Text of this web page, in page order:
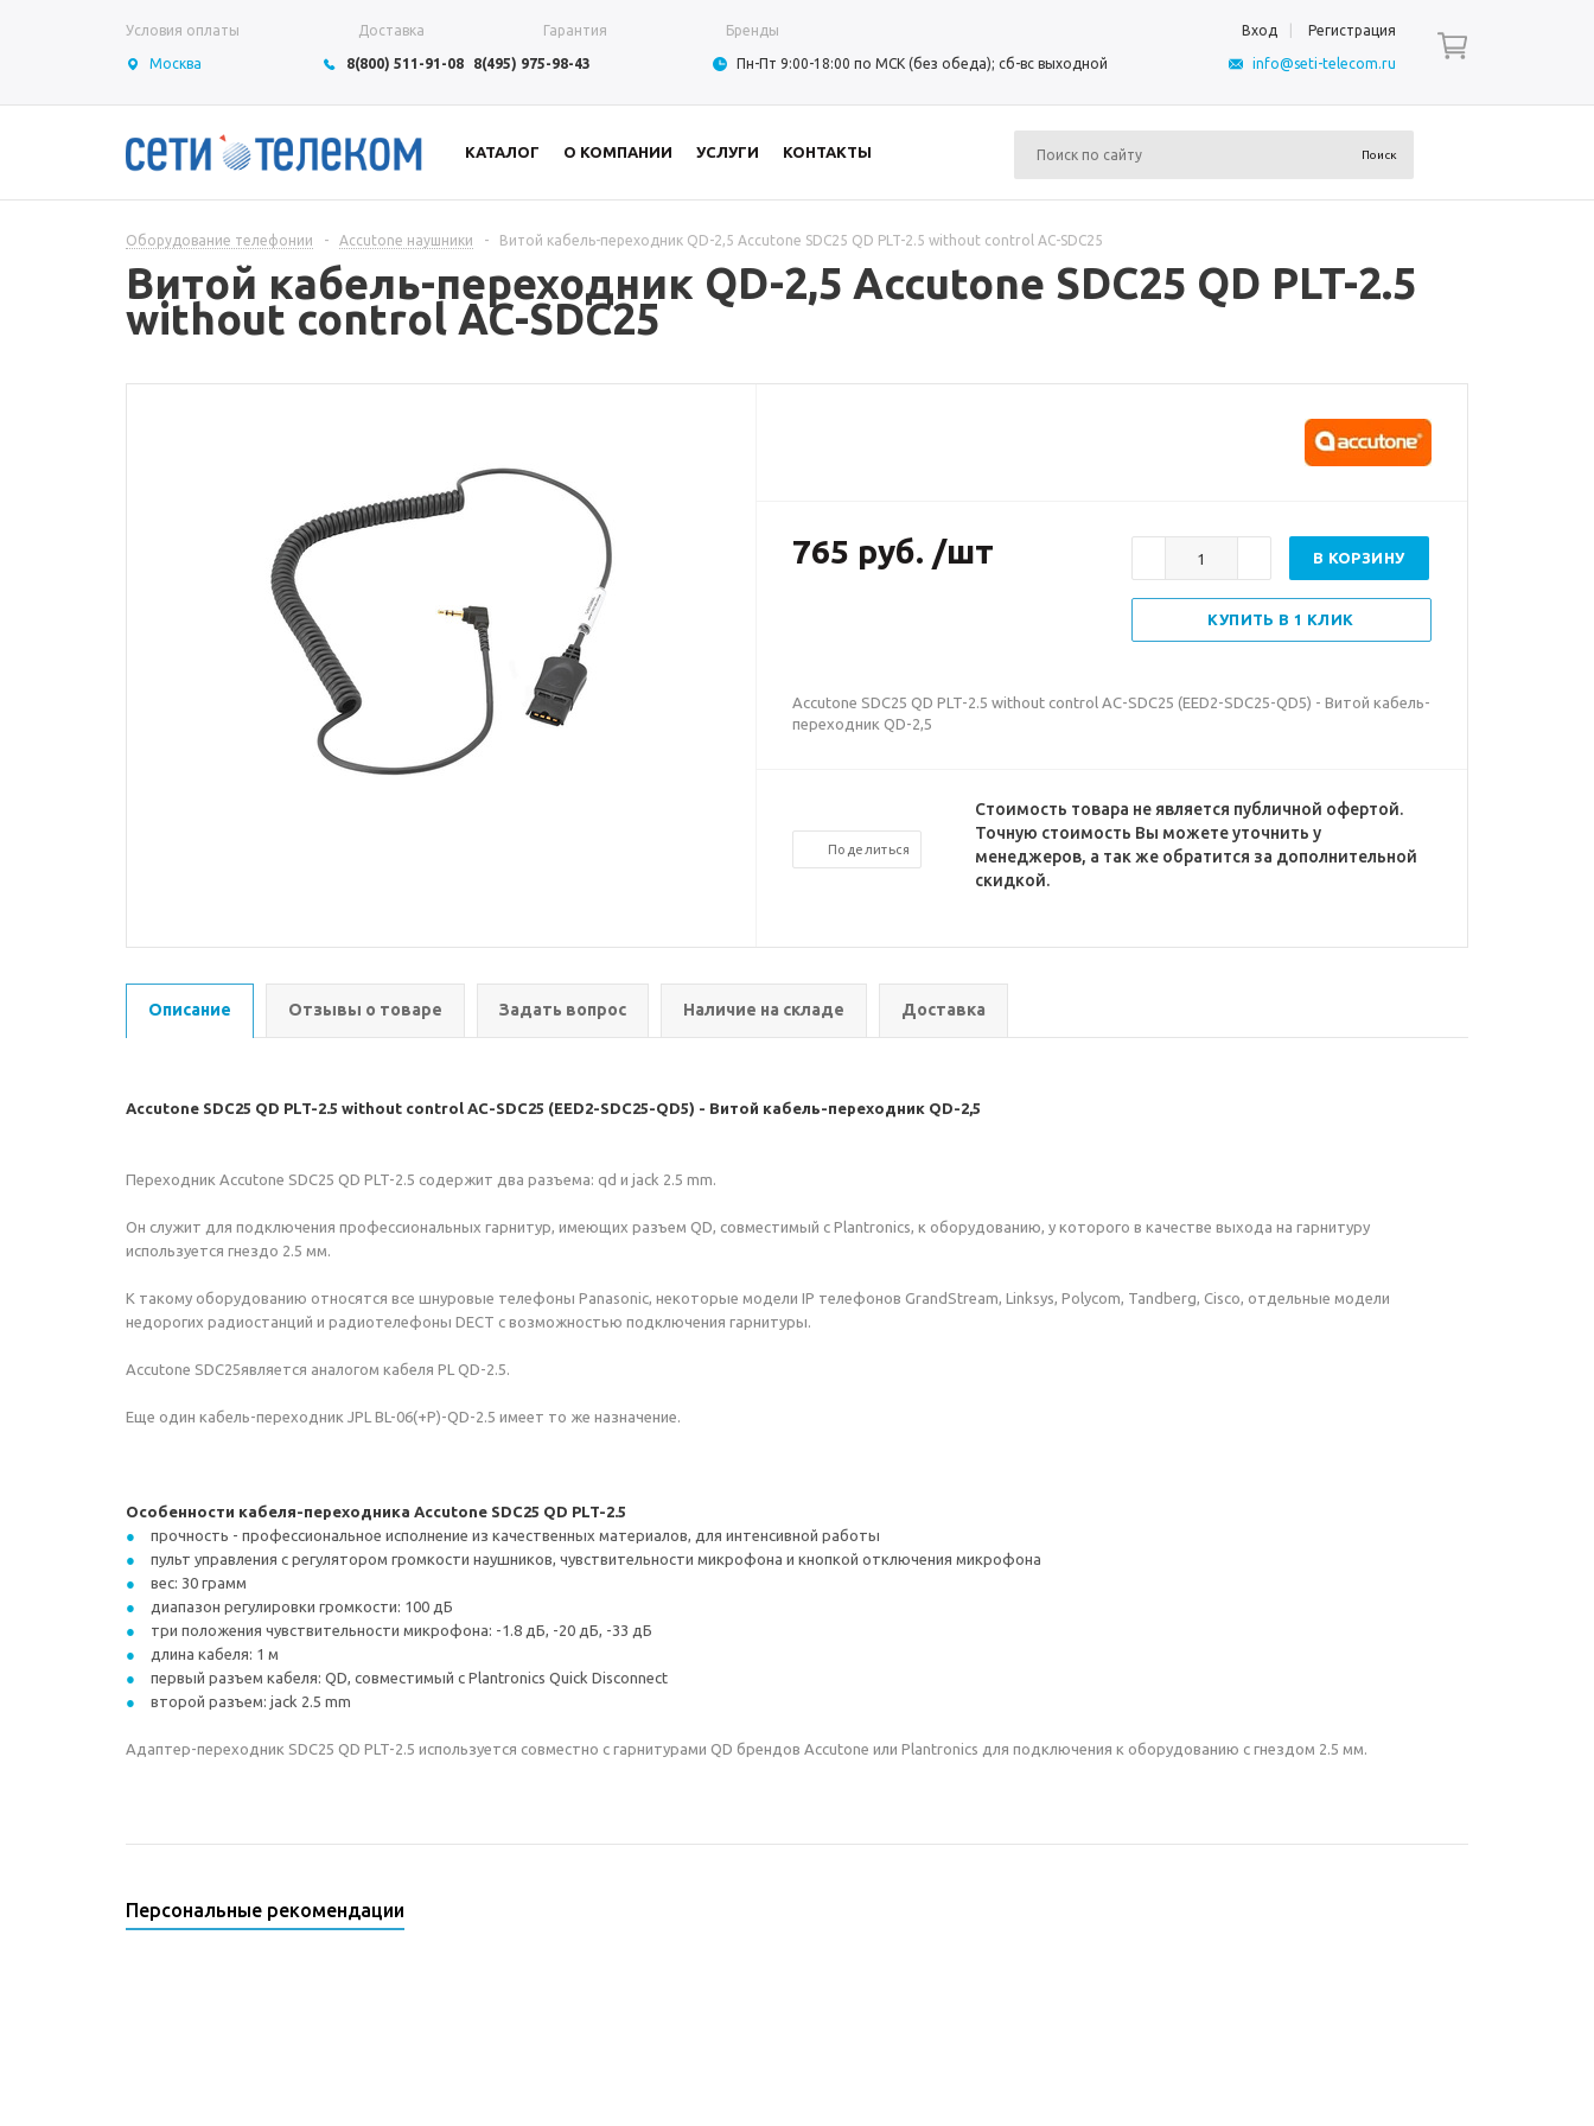
Условия оплаты Доставка Гарантия Бренды Вход Регистрация
Москва 8(800) 511-91-08 8(495) 975-98-43 Пн-Пт 9:00-18:00 по МСК (без обеда); сб-вс выходной info@seti-telecom.ru
КАТАЛОГ О КОМПАНИИ УСЛУГИ КОНТАКТЫ
Оборудование телефонии - Accutone наушники - Витой кабель-переходник QD-2,5 Accutone SDC25 QD PLT-2.5 without control AC-SDC25
Витой кабель-переходник QD-2,5 Accutone SDC25 QD PLT-2.5
without control AC-SDC25
765 руб. /шт В КОРЗИНУ
КУПИТЬ В 1 КЛИК
Accutone SDC25 QD PLT-2.5 without control AC-SDC25 (EED2-SDC25-QD5) - Витой кабель-
переходник QD-2,5
Поделиться
Стоимость товара не является публичной офертой.
Точную стоимость Вы можете уточнить у
менеджеров, а так же обратится за дополнительной
скидкой.
Описание Отзывы о товаре Задать вопрос Наличие на складе Доставка
Accutone SDC25 QD PLT-2.5 without control AC-SDC25 (EED2-SDC25-QD5) - Витой кабель-переходник QD-2,5
Переходник Accutone SDC25 QD PLT-2.5 содержит два разъема: qd и jack 2.5 mm.
Он служит для подключения профессиональных гарнитур, имеющих разъем QD, совместимый с Plantronics, к оборудованию, у которого в качестве выхода на гарнитуру
используется гнездо 2.5 мм.
К такому оборудованию относятся все шнуровые телефоны Panasonic, некоторые модели IP телефонов GrandStream, Linksys, Polycom, Tandberg, Cisco, отдельные модели
недорогих радиостанций и радиотелефоны DECT с возможностью подключения гарнитуры.
Accutone SDC25является аналогом кабеля PL QD-2.5.
Еще один кабель-переходник JPL BL-06(+P)-QD-2.5 имеет то же назначение.
Особенности кабеля-переходника Accutone SDC25 QD PLT-2.5
прочность - профессиональное исполнение из качественных материалов, для интенсивной работы
пульт управления с регулятором громкости наушников, чувствительности микрофона и кнопкой отключения микрофона
вес: 30 грамм
диапазон регулировки громкости: 100 дБ
три положения чувствительности микрофона: -1.8 дБ, -20 дБ, -33 дБ
длина кабеля: 1 м
первый разъем кабеля: QD, совместимый с Plantronics Quick Disconnect
второй разъем: jack 2.5 mm
Адаптер-переходник SDC25 QD PLT-2.5 используется совместно с гарнитурами QD брендов Accutone или Plantronics для подключения к оборудованию с гнездом 2.5 мм.
Персональные рекомендации